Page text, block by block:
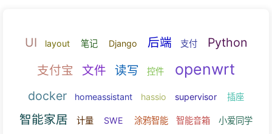
UI 后端
支付宝
文件 读写 控件